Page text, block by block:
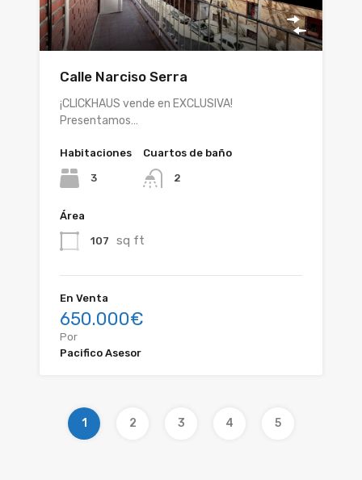
Calle Narciso Serra
¡CLICKHAUS vende en EXCLUSIVA!
Presentamos…
Habitaciones
3
Cuartos de baño
2
Área
107 sq ft
En Venta
650.000€
Por
Pacifico Asesor
1 2 3 4 5